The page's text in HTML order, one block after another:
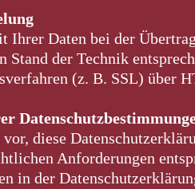
Ihrer Daten bei der
Stand der Technik
(z. B. SSL) über
diese
Anforderungen
in der